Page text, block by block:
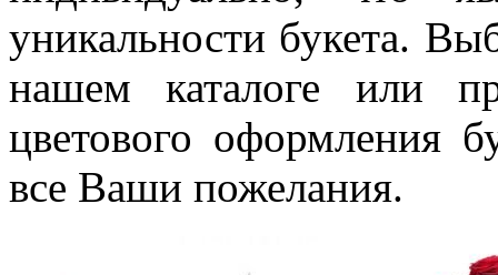
уникальности букета.
нашем каталоге или
цветового оформления
все Ваши пожелания.